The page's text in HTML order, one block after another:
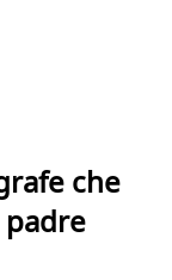
che